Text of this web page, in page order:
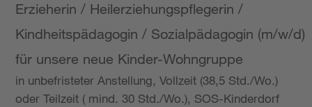
Erzieherin / Heilerziehungspflegerin /
Kindheitspädagogin / Sozialpädagogin (m/w/d)
für unsere neue Kinder-Wohngruppe
in unbefristeter Anstellung, Vollzeit (38,5 Std./Wo.)
oder Teilzeit ( mind. 30 Std./Wo.), SOS-Kinderdorf